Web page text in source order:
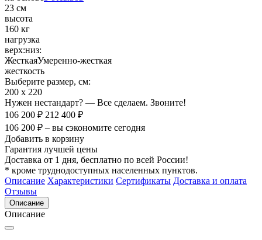
23 см
высота
160 кг
нагрузка
верх:низ:
ЖесткаяУмеренно-жесткая
жесткость
Выберите размер, см:
200 х 220
Нужен нестандарт? — Все сделаем. Звоните!
106 200 ₽ 212 400 ₽
106 200 ₽ – вы сэкономите сегодня
Добавить в корзину
Гарантия лучшей цены
Доставка от 1 дня, бесплатно по всей России!
* кроме труднодоступных населенных пунктов.
Описание Характеристики Сертификаты Доставка и оплата
Отзывы
Описание
Описание